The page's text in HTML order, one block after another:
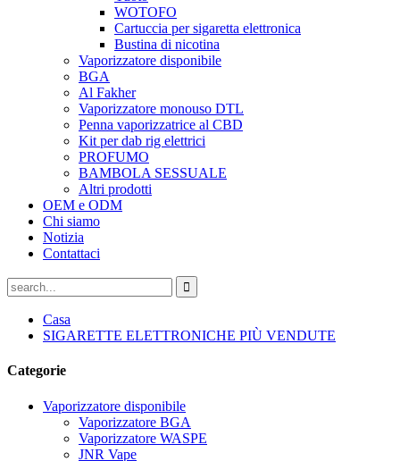
WOTOFO
Cartuccia per sigaretta elettronica
Bustina di nicotina
Vaporizzatore disponibile
BGA
Al Fakher
Vaporizzatore monouso DTL
Penna vaporizzatrice al CBD
Kit per dab rig elettrici
PROFUMO
BAMBOLA SESSUALE
Altri prodotti
OEM e ODM
Chi siamo
Notizia
Contattaci
Casa
SIGARETTE ELETTRONICHE PIÙ VENDUTE
Categorie
Vaporizzatore disponibile
Vaporizzatore BGA
Vaporizzatore WASPE
JNR Vape